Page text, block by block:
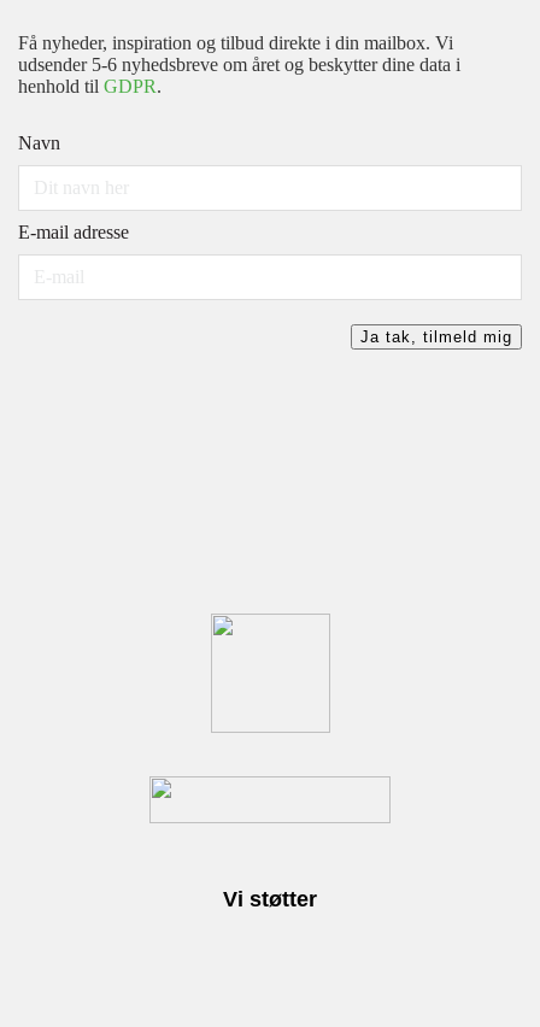
Få nyheder, inspiration og tilbud direkte i din mailbox. Vi
udsender 5-6 nyhedsbreve om året og beskytter dine data i
henhold til GDPR.
Navn
E-mail adresse
Ja tak, tilmeld mig
Vi støtter